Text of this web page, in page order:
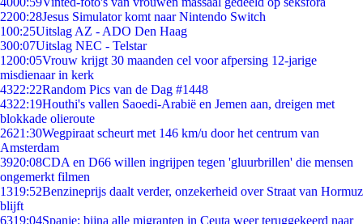
2200:28Jesus Simulator komt naar Nintendo Switch
100:25Uitslag AZ - ADO Den Haag
300:07Uitslag NEC - Telstar
1200:05Vrouw krijgt 30 maanden cel voor afpersing 12-jarige
misdienaar in kerk
4322:22Random Pics van de Dag #1448
4322:19Houthi's vallen Saoedi-Arabië en Jemen aan, dreigen met
blokkade olieroute
2621:30Wegpiraat scheurt met 146 km/u door het centrum van
Amsterdam
3920:08CDA en D66 willen ingrijpen tegen 'gluurbrillen' die mensen
ongemerkt filmen
1319:52Benzineprijs daalt verder, onzekerheid over Straat van Hormuz
blijft
6319:04Spanje: bijna alle migranten in Ceuta weer teruggekeerd naar